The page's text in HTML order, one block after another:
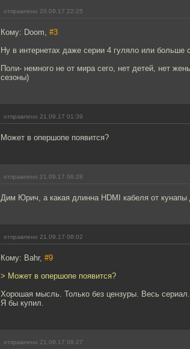
отправлено 20.09.17 22:25
Кому: Doom, #3
Ну в интернетах даже серии 4 гуляло или
Поли- немного не от мира сего, нет детей, нет
сезоны)
отправлено 21.09.17 01:39
Может в опершопе появится?
отправлено 21.09.17 06:28
Дим Юрич, а какая длинна HDMI кабеля от кунапы
отправлено 21.09.17 08:02
Кому: Bahr, #9
> Может в опершопе появится?
Хорошая мысль. Только без цензуры. Весь сериал.
Я бы купил.
отправлено 21.09.17 08:27